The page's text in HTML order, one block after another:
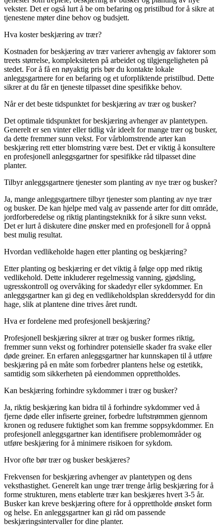
vekster. Det er også lurt å be om befaring og pristilbud for å sikre at
tjenestene møter dine behov og budsjett.
Hva koster beskjæring av trær?
Kostnaden for beskjæring av trær varierer avhengig av faktorer som
treets størrelse, kompleksiteten på arbeidet og tilgjengeligheten på
stedet. For å få en nøyaktig pris bør du kontakte lokale
anleggsgartnere for en befaring og et uforpliktende pristilbud. Dette
sikrer at du får en tjeneste tilpasset dine spesifikke behov.
Når er det beste tidspunktet for beskjæring av trær og busker?
Det optimale tidspunktet for beskjæring avhenger av plantetypen.
Generelt er sen vinter eller tidlig vår ideelt for mange trær og busker,
da dette fremmer sunn vekst. For vårblomstrende arter kan
beskjæring rett etter blomstring være best. Det er viktig å konsultere
en profesjonell anleggsgartner for spesifikke råd tilpasset dine
planter.
Tilbyr anleggsgartnere tjenester som planting av nye trær og busker?
Ja, mange anleggsgartnere tilbyr tjenester som planting av nye trær
og busker. De kan hjelpe med valg av passende arter for ditt område,
jordforberedelse og riktig plantingsteknikk for å sikre sunn vekst.
Det er lurt å diskutere dine ønsker med en profesjonell for å oppnå
best mulig resultat.
Hvordan vedlikeholde hagen etter planting og beskjæring?
Etter planting og beskjæring er det viktig å følge opp med riktig
vedlikehold. Dette inkluderer regelmessig vanning, gjødsling,
ugresskontroll og overvåking for skadedyr eller sykdommer. En
anleggsgartner kan gi deg en vedlikeholdsplan skreddersydd for din
hage, slik at plantene dine trives året rundt.
Hva er fordelene med profesjonell beskjæring?
Profesjonell beskjæring sikrer at trær og busker formes riktig,
fremmer sunn vekst og forhindrer potensielle skader fra svake eller
døde greiner. En erfaren anleggsgartner har kunnskapen til å utføre
beskjæring på en måte som forbedrer plantens helse og estetikk,
samtidig som sikkerheten på eiendommen opprettholdes.
Kan beskjæring forhindre sykdommer i trær og busker?
Ja, riktig beskjæring kan bidra til å forhindre sykdommer ved å
fjerne døde eller infiserte greiner, forbedre luftstrømmen gjennom
kronen og redusere fuktighet som kan fremme soppsykdommer. En
profesjonell anleggsgartner kan identifisere problemområder og
utføre beskjæring for å minimere risikoen for sykdom.
Hvor ofte bør trær og busker beskjæres?
Frekvensen for beskjæring avhenger av plantetypen og dens
veksthastighet. Generelt kan unge trær trenge årlig beskjæring for å
forme strukturen, mens etablerte trær kan beskjæres hvert 3-5 år.
Busker kan kreve beskjæring oftere for å opprettholde ønsket form
og helse. En anleggsgartner kan gi råd om passende
beskjæringsintervaller for dine planter.